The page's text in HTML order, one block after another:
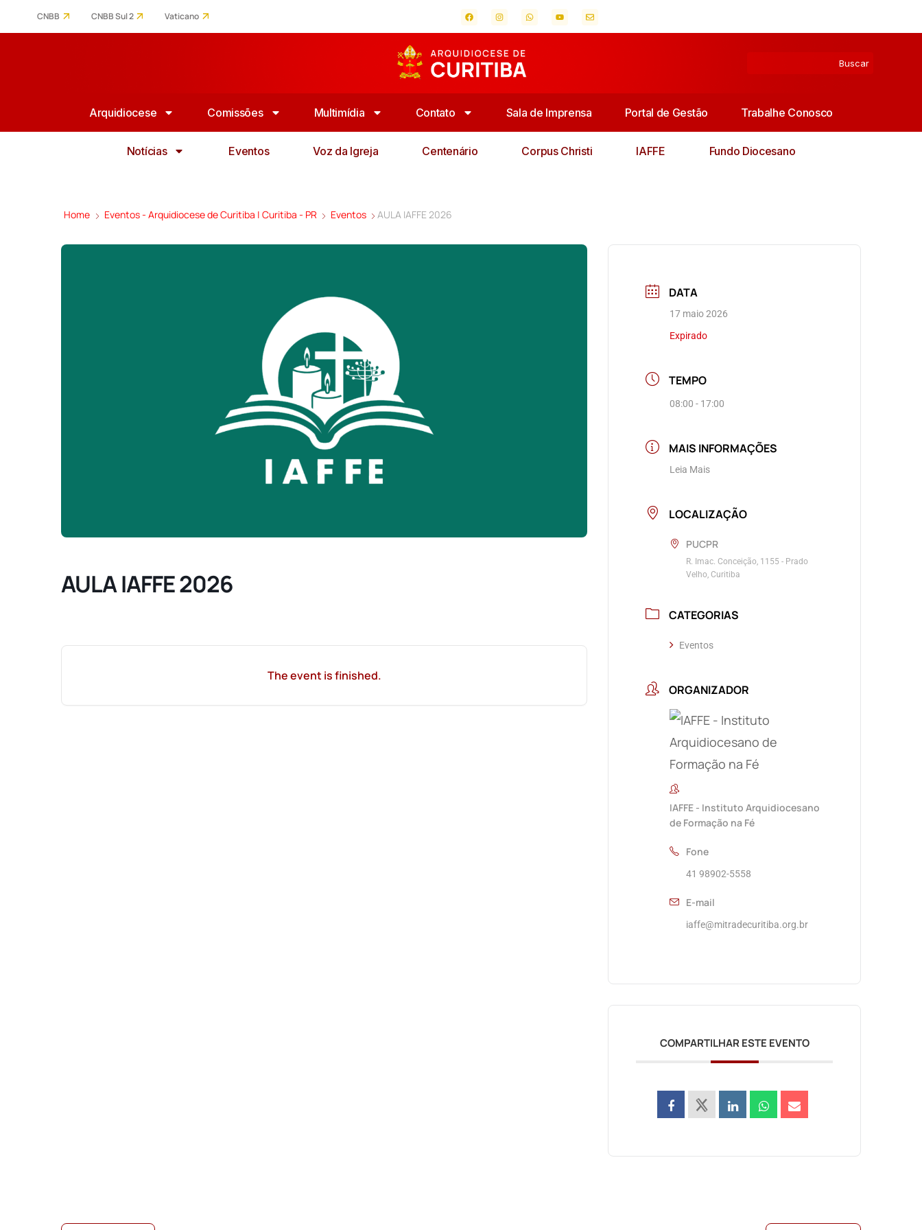
CNBB CNBB Sul 2 Vaticano
Arquidiocese Comissões Multimídia Contato Sala de Imprensa Portal de Gestão Trabalhe Conosco
Notícias Eventos Voz da Igreja Centenário Corpus Christi IAFFE Fundo Diocesano
Home Eventos - Arquidiocese de Curitiba | Curitiba - PR Eventos AULA IAFFE 2026
AULA IAFFE 2026
The event is finished.
DATA
17 maio 2026
Expirado
TEMPO
08:00 - 17:00
MAIS INFORMAÇÕES
Leia Mais
LOCALIZAÇÃO
PUCPR
R. Imac. Conceição, 1155 - Prado
Velho, Curitiba
CATEGORIAS
Eventos
ORGANIZADOR
IAFFE - Instituto Arquidiocesano
de Formação na Fé
Fone
41 98902-5558
E-mail
iaffe@mitradecuritiba.org.br
COMPARTILHAR ESTE EVENTO